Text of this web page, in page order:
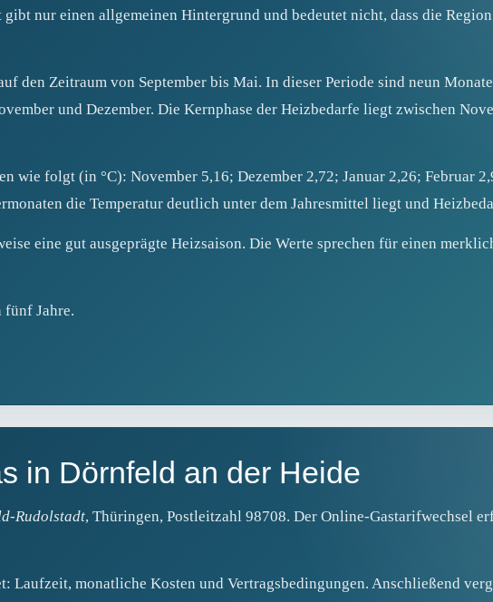
nur einen allgemeinen Hintergrund und bedeutet nicht, dass die
den Zeitraum von September bis Mai. In dieser Periode sind neun
und Dezember. Die Kernphase der Heizbedarfe liegt zwischen
wie folgt (in °C): November 5,16; Dezember 2,72; Januar 2,26; Februar
die Temperatur deutlich unter dem Jahresmittel liegt und
eine gut ausgeprägte Heizsaison. Die Werte sprechen für einen
fünf Jahre.
in Dörnfeld an der Heide
Rudolstadt, Thüringen, Postleitzahl 98708. Der Online-Gastarifwechsel
Laufzeit, monatliche Kosten und Vertragsbedingungen. Anschließend